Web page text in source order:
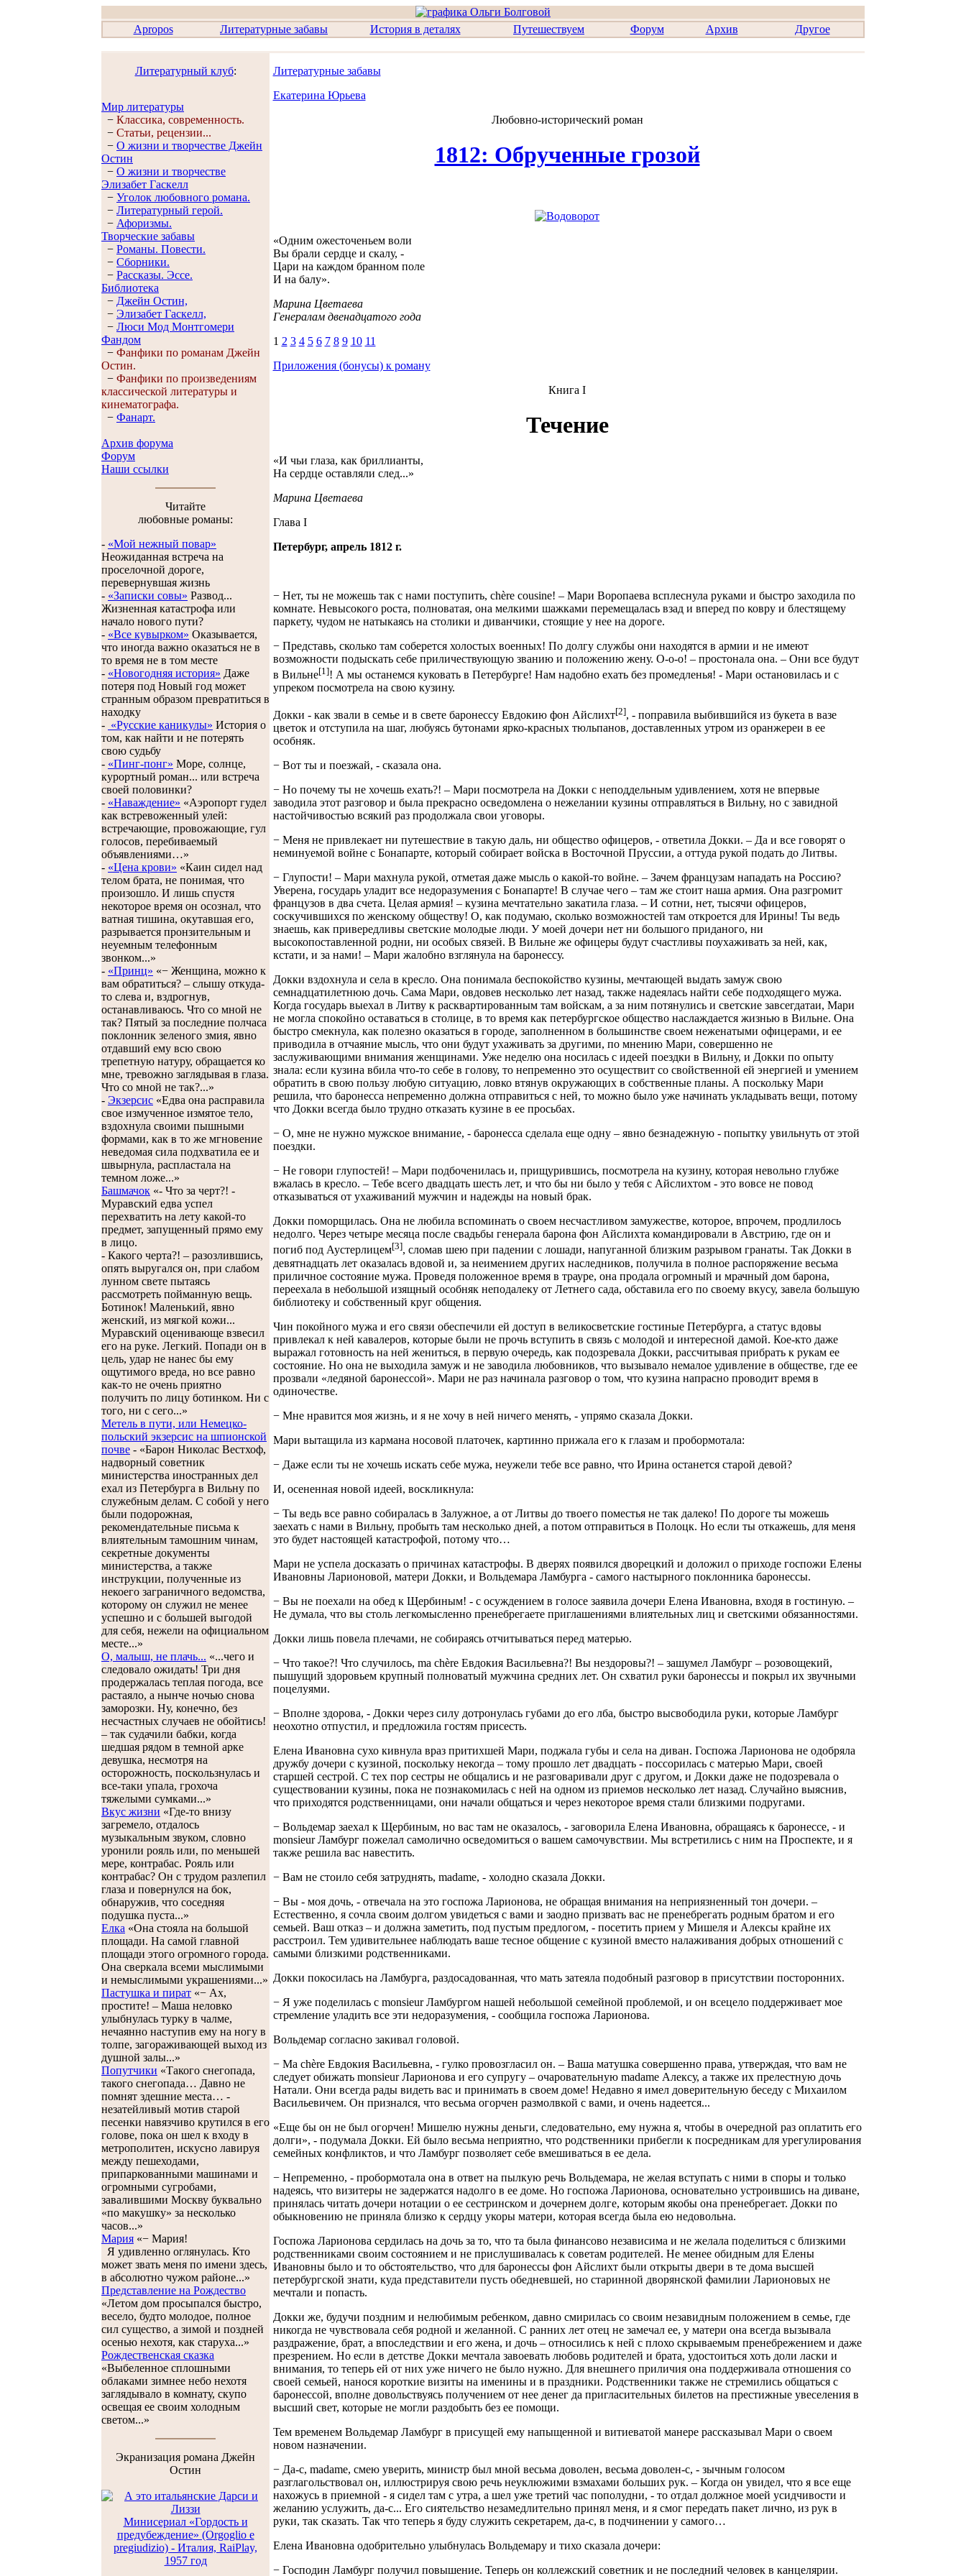
Apropos Литературные забавы История в деталях Путешествуем Форум Архив Другое
Литературный клуб:
Мир литературы
− Классика, современность.
− Статьи, рецензии...
− О жизни и творчестве Джейн
Остин
− О жизни и творчестве
Элизабет Гaскелл
− Уголок любовного романа.
− Литературный герой.
− Афоризмы.
Творческие забавы
− Романы. Повести.
− Сборники.
− Рассказы. Эссe.
Библиотека
− Джейн Остин,
− Элизабет Гaскелл,
− Люси Мод Монтгомери
Фандом
− Фанфики по романам Джейн
Остин.
− Фанфики по произведениям
классической литературы и
кинематографа.
− Фанарт.
Архив форума
Форум
Наши ссылки
Читайте
любовные романы:
- «Мой нежный повар»
Неожиданная встреча на
проселочной дороге,
перевернувшая жизнь
- «Записки совы» Развод...
Жизненная катастрофа или
начало нового пути?
- «Все кувырком» Оказывается,
что иногда важно оказаться не в
то время не в том месте
- «Новогодняя история» Даже
потеря под Новый год может
странным образом превратиться в
находку
- «Русские каникулы» История о
том, как найти и не потерять
свою судьбу
- «Пинг-понг» Море, солнце,
курортный роман... или встреча
своей половинки?
- «Наваждение» «Аэропорт гудел
как встревоженный улей:
встречающие, провожающие, гул
голосов, перебиваемый
объявлениями…»
- «Цена крови» «Каин сидел над
телом брата, не понимая, что
произошло. И лишь спустя
некоторое время он осознал, что
ватная тишина, окутавшая его,
разрывается пронзительным и
неуемным телефонным
звонком...»
- «Принц» «− Женщина, можно к
вам обратиться? – слышу откуда-
то слева и, вздрогнув,
останавливаюсь. Что со мной не
так? Пятый за последние полчаса
поклонник зеленого змия, явно
отдавший ему всю свою
трепетную натуру, обращается ко
мне, тревожно заглядывая в глаза.
Что со мной не так?...»
- Экзерсис «Едва она расправила
свое измученное измятое тело,
вздохнула своими пышными
формами, как в то же мгновение
неведомая сила подхватила ее и
швырнула, распластала на
темном ложе...»
Башмачок «- Что за черт?! -
Муравский едва успел
перехватить на лету какой-то
предмет, запущенный прямо ему
в лицо.
- Какого черта?! – разозлившись,
опять выругался он, при слабом
лунном свете пытаясь
рассмотреть пойманную вещь.
Ботинок! Маленький, явно
женский, из мягкой кожи...
Муравский оценивающе взвесил
его на руке. Легкий. Попади он в
цель, удар не нанес бы ему
ощутимого вреда, но все равно
как-то не очень приятно
получить по лицу ботинком. Ни с
того, ни с сего...»
Метель в пути, или Немецко-
польский экзерсис на шпионской
почве - «Барон Николас Вестхоф,
надворный советник
министерства иностранных дел
ехал из Петербурга в Вильну по
служебным делам. С собой у него
были подорожная,
рекомендательные письма к
влиятельным тамошним чинам,
секретные документы
министерства, а также
инструкции, полученные из
некоего заграничного ведомства,
которому он служил не менее
успешно и с большей выгодой
для себя, нежели на официальном
месте...»
О, малыш, не плачь... «...чего и
следовало ожидать! Три дня
продержалась теплая погода, все
растаяло, а нынче ночью снова
заморозки. Ну, конечно, без
несчастных случаев не обойтись!
– так судачили бабки, когда
шедшая рядом в темной арке
девушка, несмотря на
осторожность, поскользнулась и
все-таки упала, грохоча
тяжелыми сумками...»
Вкус жизни «Где-то внизу
загремело, отдалось
музыкальным звуком, словно
уронили рояль или, по меньшей
мере, контрабас. Рояль или
контрабас? Он с трудом разлепил
глаза и повернулся на бок,
обнаружив, что соседняя
подушка пуста...»
Елка «Она стояла на большой
площади. На самой главной
площади этого огромного города.
Она сверкала всеми мыслимыми
и немыслимыми украшениями...»
Пастушка и пират «− Ах,
простите! – Маша неловко
улыбнулась турку в чалме,
нечаянно наступив ему на ногу в
толпе, загораживающей выход из
душной залы...»
Попутчики «Такого снегопада,
такого снегопада… Давно не
помнят здешние места… -
незатейливый мотив старой
песенки навязчиво крутился в его
голове, пока он шел к входу в
метрополитен, искусно лавируя
между пешеходами,
припаркованными машинами и
огромными сугробами,
завалившими Москву буквально
«по макушку» за несколько
часов...»
Мария «− Мария!
Я удивленно оглянулась. Кто
может звать меня по имени здесь,
в абсолютно чужом районе...»
Представление на Рождество
«Летом дом просыпался быстро,
весело, будто молодое, полное
сил существо, а зимой и поздней
осенью нехотя, как старуха...»
Рождественская сказка
«Выбеленное сплошными
облаками зимнее небо нехотя
заглядывало в комнату, скупо
освещая ее своим холодным
светом...»
Экранизация романа Джейн
Остин
Минисериал «Гордость и
предубеждение» (Orgoglio e
pregiudizio) - Италия, RaiPlay,
1957 год
Литературные забавы
Екатерина Юрьева
Любовно-исторический роман
1812: Обрученные грозой
«Одним ожесточеньем воли
Вы брали сердце и скалу, -
Цари на каждом бранном поле
И на балу».
Марина Цветаева
Генералам двенадцатого года
1 2 3 4 5 6 7 8 9 10 11
Приложения (бонусы) к роману
Книга I
Течение
«И чьи глаза, как бриллианты,
На сердце оставляли след...»
Марина Цветаева
Глава I
Петербург, апрель 1812 г.
− Нет, ты не можешь так с нами поступить, chère cousine! – Мари Воропаева всплеснула руками и быстро заходила по
комнате. Невысокого роста, полноватая, она мелкими шажками перемещалась взад и вперед по ковру и блестящему
паркету, чудом не натыкаясь на столики и диванчики, стоящие у нее на дороге.
− Представь, сколько там соберется холостых военных! По долгу службы они находятся в армии и не имеют
возможности подыскать себе приличествующую званию и положению жену. О-о-о! – простонала она. – Они все будут
в Вильне[1]! А мы останемся куковать в Петербурге! Нам надобно ехать без промедленья! - Мари остановилась и с
упреком посмотрела на свою кузину.
Докки - как звали в семье и в свете баронессу Евдокию фон Айслихт[2], - поправила выбившийся из букета в вазе
цветок и отступила на шаг, любуясь бутонами ярко-красных тюльпанов, доставленных утром из оранжереи в ее
особняк.
− Вот ты и поезжай, - сказала она.
− Но почему ты не хочешь ехать?! – Мари посмотрела на Докки с неподдельным удивлением, хотя не впервые
заводила этот разговор и была прекрасно осведомлена о нежелании кузины отправляться в Вильну, но с завидной
настойчивостью всякий раз продолжала свои уговоры.
− Меня не привлекает ни путешествие в такую даль, ни общество офицеров, - ответила Докки. – Да и все говорят о
неминуемой войне с Бонапарте, который собирает войска в Восточной Пруссии, а оттуда рукой подать до Литвы.
− Глупости! – Мари махнула рукой, отметая даже мысль о какой-то войне. – Зачем французам нападать на Россию?
Уверена, государь уладит все недоразумения с Бонапарте! В случае чего – там же стоит наша армия. Она разгромит
французов в два счета. Целая армия! – кузина мечтательно закатила глаза. – И сотни, нет, тысячи офицеров,
соскучившихся по женскому обществу! О, как подумаю, сколько возможностей там откроется для Ирины! Ты ведь
знаешь, как привередливы светские молодые люди. У моей дочери нет ни большого приданого, ни
высокопоставленной родни, ни особых связей. В Вильне же офицеры будут счастливы поухаживать за ней, как,
кстати, и за нами! – Мари жалобно взглянула на баронессу.
Докки вздохнула и села в кресло. Она понимала беспокойство кузины, мечтающей выдать замуж свою
семнадцатилетнюю дочь. Сама Мари, овдовев несколько лет назад, также надеялась найти себе подходящего мужа.
Когда государь выехал в Литву к расквартированным там войскам, а за ним потянулись и светские завсегдатаи, Мари
не могла спокойно оставаться в столице, в то время как петербургское общество наслаждается жизнью в Вильне. Она
быстро смекнула, как полезно оказаться в городе, заполненном в большинстве своем неженатыми офицерами, и ее
приводила в отчаяние мысль, что они будут ухаживать за другими, по мнению Мари, совершенно не
заслуживающими внимания женщинами. Уже неделю она носилась с идеей поездки в Вильну, и Докки по опыту
знала: если кузина вбила что-то себе в голову, то непременно это осуществит со свойственной ей энергией и умением
обратить в свою пользу любую ситуацию, ловко втянув окружающих в собственные планы. А поскольку Мари
решила, что баронесса непременно должна отправиться с ней, то можно было уже начинать укладывать вещи, потому
что Докки всегда было трудно отказать кузине в ее просьбах.
− О, мне не нужно мужское внимание, - баронесса сделала еще одну – явно безнадежную - попытку увильнуть от этой
поездки.
− Не говори глупостей! – Мари подбоченилась и, прищурившись, посмотрела на кузину, которая невольно глубже
вжалась в кресло. – Тебе всего двадцать шесть лет, и что бы ни было у тебя с Айслихтом - это вовсе не повод
отказываться от ухаживаний мужчин и надежды на новый брак.
Докки поморщилась. Она не любила вспоминать о своем несчастливом замужестве, которое, впрочем, продлилось
недолго. Через четыре месяца после свадьбы генерала барона фон Айслихта командировали в Австрию, где он и
погиб под Аустерлицем[3], сломав шею при падении с лошади, напуганной близким разрывом гранаты. Так Докки в
девятнадцать лет оказалась вдовой и, за неимением других наследников, получила в полное распоряжение весьма
приличное состояние мужа. Проведя положенное время в трауре, она продала огромный и мрачный дом барона,
переехала в небольшой изящный особняк неподалеку от Летнего сада, обставила его по своему вкусу, завела большую
библиотеку и собственный круг общения.
Чин покойного мужа и его связи обеспечили ей доступ в великосветские гостиные Петербурга, а статус вдовы
привлекал к ней кавалеров, которые были не прочь вступить в связь с молодой и интересной дамой. Кое-кто даже
выражал готовность на ней жениться, в первую очередь, как подозревала Докки, рассчитывая прибрать к рукам ее
состояние. Но она не выходила замуж и не заводила любовников, что вызывало немалое удивление в обществе, где ее
прозвали «ледяной баронессой». Мари не раз начинала разговор о том, что кузина напрасно проводит время в
одиночестве.
− Мне нравится моя жизнь, и я не хочу в ней ничего менять, - упрямо сказала Докки.
Мари вытащила из кармана носовой платочек, картинно прижала его к глазам и пробормотала:
− Даже если ты не хочешь искать себе мужа, неужели тебе все равно, что Ирина останется старой девой?
И, осененная новой идеей, воскликнула:
− Ты ведь все равно собиралась в Залужное, а от Литвы до твоего поместья не так далеко! По дороге ты можешь
заехать с нами в Вильну, пробыть там несколько дней, а потом отправиться в Полоцк. Но если ты откажешь, для меня
это будет настоящей катастрофой, потому что…
Мари не успела досказать о причинах катастрофы. В дверях появился дворецкий и доложил о приходе госпожи Елены
Ивановны Ларионовой, матери Докки, и Вольдемара Ламбурга - самого настырного поклонника баронессы.
− Вы не поехали на обед к Щербиным! - с осуждением в голосе заявила дочери Елена Ивановна, входя в гостиную. –
Не думала, что вы столь легкомысленно пренебрегаете приглашениями влиятельных лиц и светскими обязанностями.
Докки лишь повела плечами, не собираясь отчитываться перед матерью.
− Что такое?! Что случилось, ma chère Евдокия Васильевна?! Вы нездоровы?! – зашумел Ламбург – розовощекий,
пышущий здоровьем крупный полноватый мужчина средних лет. Он схватил руки баронессы и покрыл их звучными
поцелуями.
− Вполне здорова, - Докки через силу дотронулась губами до его лба, быстро высвободила руки, которые Ламбург
неохотно отпустил, и предложила гостям присесть.
Елена Ивановна сухо кивнула враз притихшей Мари, поджала губы и села на диван. Госпожа Ларионова не одобряла
дружбу дочери с кузиной, поскольку некогда – тому прошло лет двадцать - поссорилась с матерью Мари, своей
старшей сестрой. С тех пор сестры не общались и не разговаривали друг с другом, и Докки даже не подозревала о
существовании кузины, пока не познакомилась с ней на одном из приемов несколько лет назад. Случайно выяснив,
что приходятся родственницами, они начали общаться и через некоторое время стали близкими подругами.
− Вольдемар заехал к Щербиным, но вас там не оказалось, - заговорила Елена Ивановна, обращаясь к баронессе, - и
monsieur Ламбург пожелал самолично осведомиться о вашем самочувствии. Мы встретились с ним на Проспекте, и я
также решила вас навестить.
− Вам не стоило себя затруднять, madame, - холодно сказала Докки.
− Вы - моя дочь, - отвечала на это госпожа Ларионова, не обращая внимания на неприязненный тон дочери. –
Естественно, я сочла своим долгом увидеться с вами и заодно призвать вас не пренебрегать родным братом и его
семьей. Ваш отказ – и должна заметить, под пустым предлогом, - посетить прием у Мишеля и Алексы крайне их
расстроил. Тем удивительнее наблюдать ваше тесное общение с кузиной вместо налаживания добрых отношений с
самыми близкими родственниками.
Докки покосилась на Ламбурга, раздосадованная, что мать затеяла подобный разговор в присутствии посторонних.
− Я уже поделилась с monsieur Ламбургом нашей небольшой семейной проблемой, и он всецело поддерживает мое
стремление уладить все эти недоразумения, - сообщила госпожа Ларионова.
Вольдемар согласно закивал головой.
− Ma chère Евдокия Васильевна, - гулко провозгласил он. – Ваша матушка совершенно права, утверждая, что вам не
следует обижать monsieur Ларионова и его супругу – очаровательную madame Алексу, а также их прелестную дочь
Натали. Они всегда рады видеть вас и принимать в своем доме! Недавно я имел доверительную беседу с Михаилом
Васильевичем. Он признался, что весьма огорчен размолвкой с вами, и очень надеется...
«Еще бы он не был огорчен! Мишелю нужны деньги, следовательно, ему нужна я, чтобы в очередной раз оплатить его
долги», - подумала Докки. Ей было весьма неприятно, что родственники прибегли к посредникам для урегулирования
семейных конфликтов, и что Ламбург позволяет себе вмешиваться в ее дела.
− Непременно, - пробормотала она в ответ на пылкую речь Вольдемара, не желая вступать с ними в споры и только
надеясь, что визитеры не задержатся надолго в ее доме. Но госпожа Ларионова, основательно устроившись на диване,
принялась читать дочери нотации о ее сестринском и дочернем долге, которым якобы она пренебрегает. Докки по
обыкновению не приняла близко к сердцу укоры матери, которая всегда была ею недовольна.
Госпожа Ларионова сердилась на дочь за то, что та была финансово независима и не желала поделиться с близкими
родственниками своим состоянием и не прислушивалась к советам родителей. Не менее обидным для Елены
Ивановны было и то обстоятельство, что для баронессы фон Айслихт были открыты двери в те дома высшей
петербургской знати, куда представители пусть обедневшей, но старинной дворянской фамилии Ларионовых не
мечтали и попасть.
Докки же, будучи поздним и нелюбимым ребенком, давно смирилась со своим незавидным положением в семье, где
никогда не чувствовала себя родной и желанной. С ранних лет отец не замечал ее, у матери она всегда вызывала
раздражение, брат, а впоследствии и его жена, и дочь – относились к ней с плохо скрываемым пренебрежением и даже
презрением. Но если в детстве Докки мечтала завоевать любовь родителей и брата, удостоиться хоть доли ласки и
внимания, то теперь ей от них уже ничего не было нужно. Для внешнего приличия она поддерживала отношения со
своей семьей, нанося короткие визиты на именины и в праздники. Родственники также не стремились общаться с
баронессой, вполне довольствуясь получением от нее денег да пригласительных билетов на престижные увеселения в
высший свет, которые не могли раздобыть без ее помощи.
Тем временем Вольдемар Ламбург в присущей ему напыщенной и витиеватой манере рассказывал Мари о своем
новом назначении.
− Да-с, madame, смею уверить, министр был мной весьма доволен, весьма доволен-с, - зычным голосом
разглагольствовал он, иллюстрируя свою речь неуклюжими взмахами больших рук. – Когда он увидел, что я все еще
нахожусь в приемной - я сидел там с утра, а шел уже третий час пополудни, - то отдал должное моей усидчивости и
желанию услужить, да-с... Его сиятельство незамедлительно принял меня, и я смог передать пакет лично, из рук в
руки, так сказать. Так что теперь я буду служить секретарем, да-с, в подчинении у самого…
Елена Ивановна одобрительно улыбнулась Вольдемару и тихо сказала дочери:
− Господин Ламбург получил повышение. Теперь он коллежский советник и не последний человек в канцелярии.